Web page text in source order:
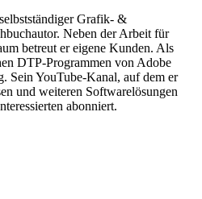
Grafik- &
Neben der Arbeit für
betreut er eigene Kunden. Als
DTP-Programmen von Adobe
Sein YouTube-Kanal, auf dem er
und weiteren Softwarelösungen
abonniert.